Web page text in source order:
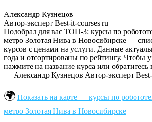
Александр Кузнецов
Автор-эксперт Best-it-courses.ru
Подобрал для вас ТОП-3: курсы по
метро Золотая Нива в Новосибирске —
курсов с ценами на услуги. Данные
года и отсортированы по рейтингу. Чтобы
нажмите на название курса или обратитесь
— Александр Кузнецов Автор-эксперт
Показать на карте — курсы по
метро Золотая Нива в Новосибирске